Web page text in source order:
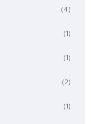
(4)
(1)
(1)
(2)
(1)